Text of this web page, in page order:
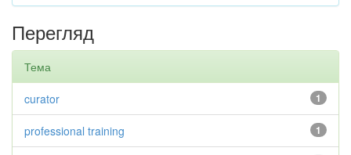
Перегляд
Тема
1
curator
1
professional training